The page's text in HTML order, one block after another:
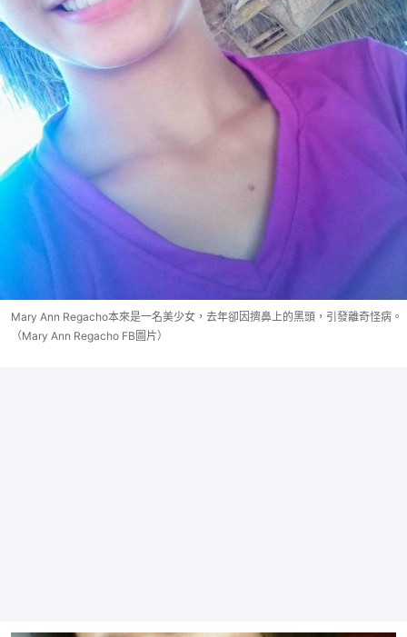
Mary Ann Regacho本來是一名美少女，去年卻因擠鼻上的黑頭，引發離奇怪病。
（Mary Ann Regacho FB圖片）